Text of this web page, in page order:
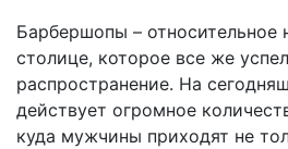
Барбершопы – относительное
столице, которое все же
распространение. На
действует огромное
куда мужчины приходят не